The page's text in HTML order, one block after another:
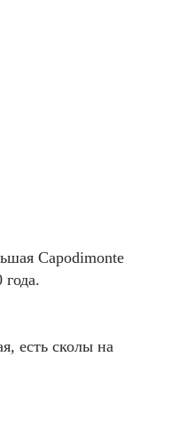
Сapodimonte
есть сколы на